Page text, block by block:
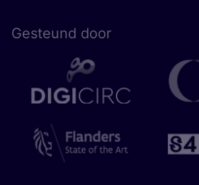
Gesteund door